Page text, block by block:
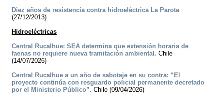
Diez años de resistencia contra hidroeléctrica La Parota
(27/12/2013)
Hidroeléctricas
Central Rucalhue: SEA determina que extensión horaria de
faenas no requiere nueva tramitación ambiental. Chile
(14/07/2026)
Central Rucalhue a un año de sabotaje en su contra: “El
proyecto continúa con resguardo policial permanente decretado
por el Ministerio Público”. Chile (09/04/2026)